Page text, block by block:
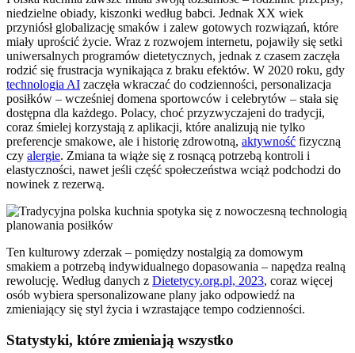
niedzielne obiady, kiszonki według babci. Jednak XX wiek
przyniósł globalizację smaków i zalew gotowych rozwiązań, które
miały uprościć życie. Wraz z rozwojem internetu, pojawiły się setki
uniwersalnych programów dietetycznych, jednak z czasem zaczęła
rodzić się frustracja wynikająca z braku efektów. W 2020 roku, gdy
technologia AI zaczęła wkraczać do codzienności, personalizacja
posiłków – wcześniej domena sportowców i celebrytów – stała się
dostępna dla każdego. Polacy, choć przyzwyczajeni do tradycji,
coraz śmielej korzystają z aplikacji, które analizują nie tylko
preferencje smakowe, ale i historię zdrowotną, aktywność fizyczną
czy alergie. Zmiana ta wiąże się z rosnącą potrzebą kontroli i
elastyczności, nawet jeśli część społeczeństwa wciąż podchodzi do
nowinek z rezerwą.
Ten kulturowy zderzak – pomiędzy nostalgią za domowym
smakiem a potrzebą indywidualnego dopasowania – napędza realną
rewolucję. Według danych z Dietetycy.org.pl, 2023, coraz więcej
osób wybiera spersonalizowane plany jako odpowiedź na
zmieniający się styl życia i wzrastające tempo codzienności.
Statystyki, które zmieniają wszystko